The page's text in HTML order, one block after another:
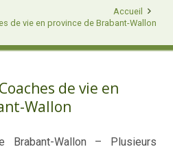
Accueil
de vie en province de Brabant-Wallon
de vie en
Wallon
Wallon – Plusieurs